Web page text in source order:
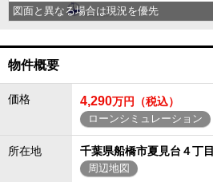
図面と異なる場合は現況を優先
物件概要
価格 4,290万円（税込）
ローンシミュレーション
所在地 千葉県船橋市夏見台４丁目
周辺地図